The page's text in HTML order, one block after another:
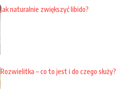
Jak naturalnie zwiększyć libido?
Rozwielitka – co to jest i do czego służy?